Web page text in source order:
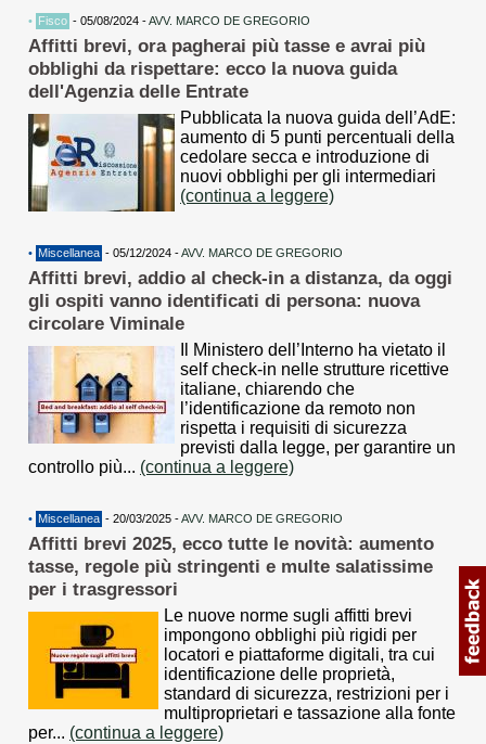
• Fisco - 05/08/2024 -AVV. MARCO DE GREGORIO
Affitti brevi, ora pagherai più tasse e avrai più
obblighi da rispettare: ecco la nuova guida
dell'Agenzia delle Entrate
Pubblicata la nuova guida dell’AdE:
aumento di 5 punti percentuali della
cedolare secca e introduzione di
nuovi obblighi per gli intermediari
(continua a leggere)
• Miscellanea - 05/12/2024 -AVV. MARCO DE GREGORIO
Affitti brevi, addio al check-in a distanza, da oggi
gli ospiti vanno identificati di persona: nuova
circolare Viminale
Il Ministero dell’Interno ha vietato il
self check-in nelle strutture ricettive
italiane, chiarendo che
l’identificazione da remoto non
rispetta i requisiti di sicurezza
previsti dalla legge, per garantire un
controllo più... (continua a leggere)
• Miscellanea - 20/03/2025 -AVV. MARCO DE GREGORIO
Affitti brevi 2025, ecco tutte le novità: aumento
tasse, regole più stringenti e multe salatissime
per i trasgressori
Le nuove norme sugli affitti brevi
impongono obblighi più rigidi per
locatori e piattaforme digitali, tra cui
identificazione delle proprietà,
standard di sicurezza, restrizioni per i
multiproprietari e tassazione alla fonte
per... (continua a leggere)